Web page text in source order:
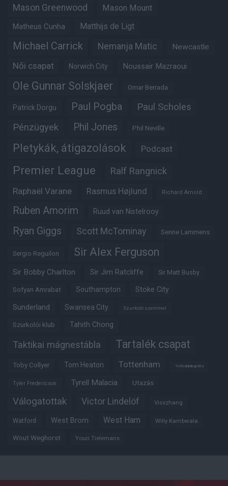
Mason Greenwood Mason Mount
Matheus Cunha Matthijs de Ligt
Michael Carrick Nemanja Matic Newcastle
Női csapat Norwich City Noussair Mazraoui
Ole Gunnar Solskjaer Omar Berrada
Patrick Dorgu Paul Pogba Paul Scholes
Pénzügyek Phil Jones Phil Neville
Pletykák, átigazolások Podcast
Premier League Ralf Rangnick
Raphaël Varane Rasmus Højlund Richard Arnold
Ruben Amorim Ruud van Nistelrooy
Ryan Giggs Scott McTominay Senne Lammens
Sergio Reguilon Sir Alex Ferguson
Sir Bobby Charlton Sir Jim Ratcliffe Sir Matt Busby
Sofyan Amrabat Southampton Stoke City
Sunderland Swansea City Szurkoló szemmel
Szurkolói klub Tahith Chong
Taktikai mágnestábla Tartalék csapat
Toby Collyer Tom Heaton Tottenham Trófeabibliográfia
Tyler Fredericson Tyrell Malacia Utazás
Válogatottak Victor Lindelöf Visszhang
Watford West Brom West Ham Willy Kambwala
Wout Weghorst Youri Tielemans